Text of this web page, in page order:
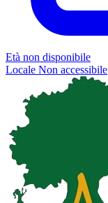
Età non disponibile
Locale Non accessibile